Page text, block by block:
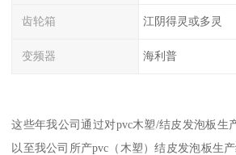
齿轮箱 江阴得灵或多灵
变频器 海利普
这些年我公司通过对pvc木塑/结皮发泡板生
以至我公司所产pvc（木塑）结皮发泡板生